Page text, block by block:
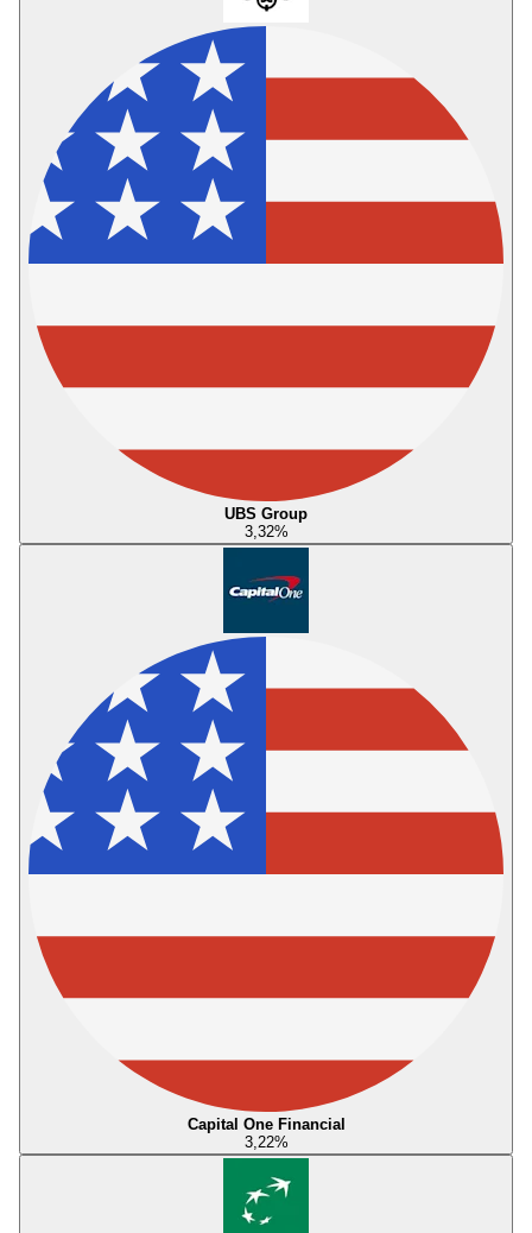
UBS Group
3,32%
Capital One Financial
3,22%